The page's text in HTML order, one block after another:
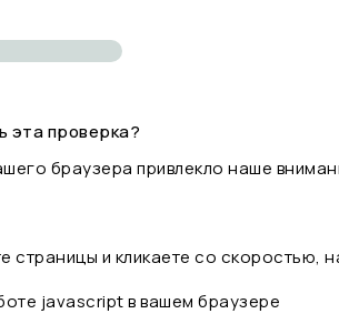
эта проверка?
браузера привлекло наше
страницы и кликаете со
javascript в вашем браузере